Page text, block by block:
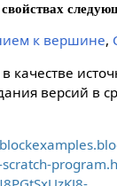
к вершине,
качестве
версий в